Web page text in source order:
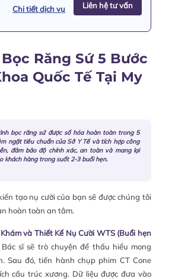
Chi tiết dịch vụ Liên hệ tư vấn
Răng Sứ 5 Bước
Quốc Tế Tại My
bọc răng sứ được số hóa hoàn toàn trong 5
ngặt tiêu chuẩn của Sở Y Tế và tích hợp công
đảm bảo độ chính xác, an toàn và mang lại
khách hàng trong suốt 2-3 buổi hẹn.
tạo nụ cười của bạn sẽ được chúng tôi
hoàn toàn an tâm.
và Thiết Kế Nụ Cười WTS (Buổi hẹn
sĩ sẽ trò chuyện để thấu hiểu mong
Sau đó, tiến hành chụp phim CT Cone
cấu trúc xương. Dữ liệu được đưa vào